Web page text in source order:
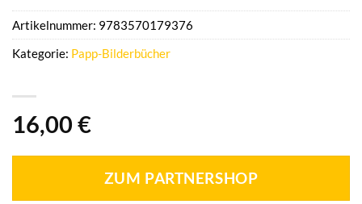
16,00 €
ZUM PARTNERSHOP
Artikelnummer: 9783570179376
Kategorie: Papp-Bilderbücher